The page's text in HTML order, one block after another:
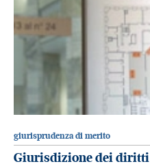
giurisprudenza di merito
Giurisdizione dei